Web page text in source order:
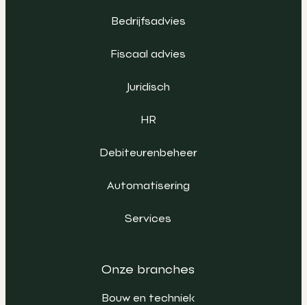
Bedrijfsadvies
Fiscaal advies
Juridisch
HR
Debiteurenbeheer
Automatisering
Services
Onze branches
Bouw en techniek